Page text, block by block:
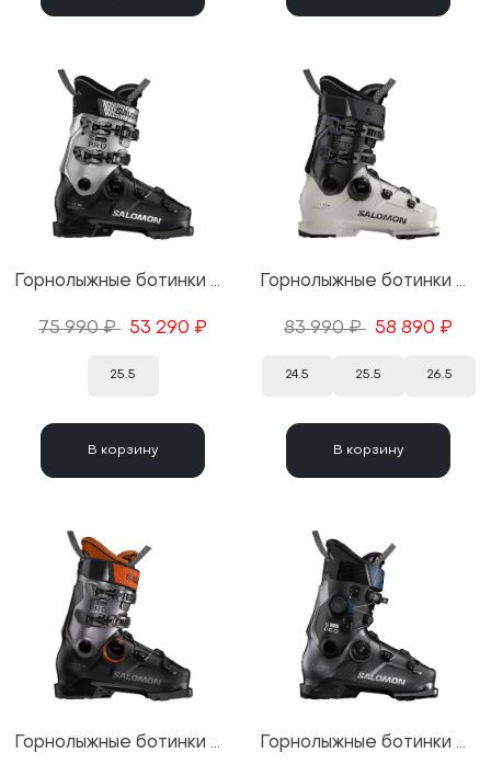
Горнолыжные ботинки Salomon S/Pro Supra BOA 95 W GW Black/Silver 25/26
75 990 ₽ 53 290 ₽
25.5
В корзину
Горнолыжные ботинки Salomon S/Pro Supra BOA 105 W GW Gray Aurora/Black 25/26
83 990 ₽ 58 890 ₽
24.5 25.5 26.5
В корзину
Горнолыжные ботинки Salomon S/Pro Supra BOA 110 GW Black/Beluga/Orange 25/26 Горнолыжные ботинки Salomon S/Pro Supra Dual BOA 120 GW Beluga/Black/Estate Blue 25/26